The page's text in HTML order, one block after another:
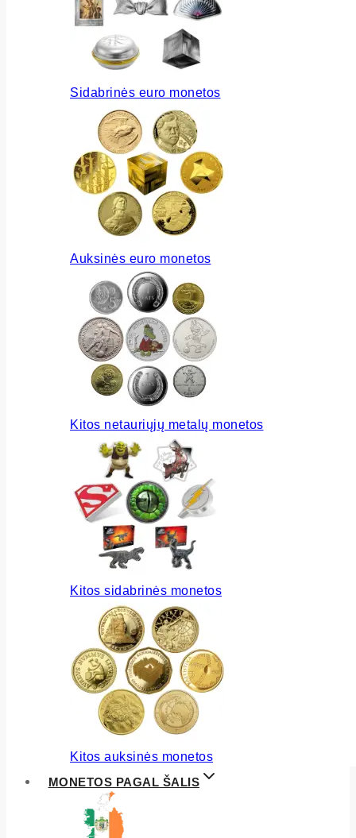
Sidabrinės euro monetos
Auksinės euro monetos
Kitos netauriųjų metalų monetos
Kitos sidabrinės monetos
Kitos auksinės monetos
MONETOS PAGAL ŠALIS